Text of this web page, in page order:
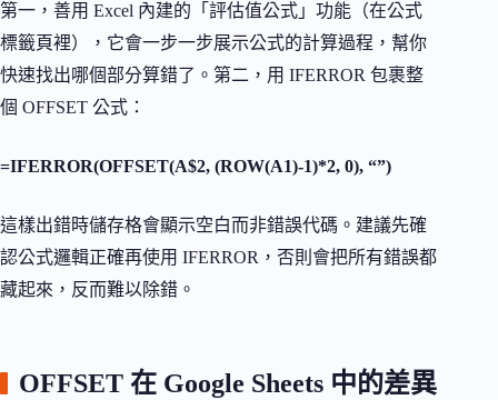
第一，善用 Excel 內建的「評估值公式」功能（在公式
標籤頁裡），它會一步一步展示公式的計算過程，幫你
快速找出哪個部分算錯了。第二，用 IFERROR 包裹整
個 OFFSET 公式：
=IFERROR(OFFSET(A$2, (ROW(A1)-1)*2, 0), “”)
這樣出錯時儲存格會顯示空白而非錯誤代碼。建議先確
認公式邏輯正確再使用 IFERROR，否則會把所有錯誤都
藏起來，反而難以除錯。
OFFSET 在 Google Sheets 中的差異